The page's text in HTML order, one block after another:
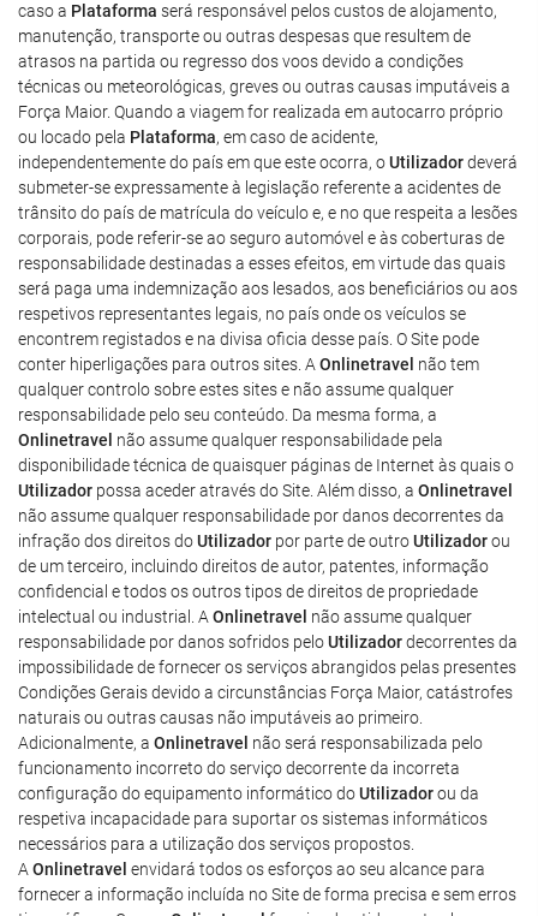
caso a Plataforma será responsável pelos custos de alojamento,
manutenção, transporte ou outras despesas que resultem de
atrasos na partida ou regresso dos voos devido a condições
técnicas ou meteorológicas, greves ou outras causas imputáveis a
Força Maior. Quando a viagem for realizada em autocarro próprio
ou locado pela Plataforma, em caso de acidente,
independentemente do país em que este ocorra, oUtilizadordeverá
submeter-se expressamente à legislação referente a acidentes de
trânsito do país de matrícula do veículo e, e no que respeita a lesões
corporais, pode referir-se ao seguro automóvel e às coberturas de
responsabilidade destinadas a esses efeitos, em virtude das quais
será paga uma indemnização aos lesados, aos beneficiários ou aos
respetivos representantes legais, no país onde os veículos se
encontrem registados e na divisa oficia desse país. O Site pode
conter hiperligações para outros sites. A Onlinetravel não tem
qualquer controlo sobre estes sites e não assume qualquer
responsabilidade pelo seu conteúdo. Da mesma forma, a
Onlinetravel não assume qualquer responsabilidade pela
disponibilidade técnica de quaisquer páginas de Internet às quais o
Utilizador possa aceder através do Site. Além disso, a Onlinetravel
não assume qualquer responsabilidade por danos decorrentes da
infração dos direitos doUtilizador por parte de outroUtilizadorou
de um terceiro, incluindo direitos de autor, patentes, informação
confidencial e todos os outros tipos de direitos de propriedade
intelectual ou industrial. A Onlinetravel não assume qualquer
responsabilidade por danos sofridos peloUtilizadordecorrentes da
impossibilidade de fornecer os serviços abrangidos pelas presentes
Condições Gerais devido a circunstâncias Força Maior, catástrofes
naturais ou outras causas não imputáveis ao primeiro.
Adicionalmente, a Onlinetravel não será responsabilizada pelo
funcionamento incorreto do serviço decorrente da incorreta
configuração do equipamento informático doUtilizadorou da
respetiva incapacidade para suportar os sistemas informáticos
necessários para a utilização dos serviços propostos.
A Onlinetravel envidará todos os esforços ao seu alcance para
fornecer a informação incluída no Site de forma precisa e sem erros